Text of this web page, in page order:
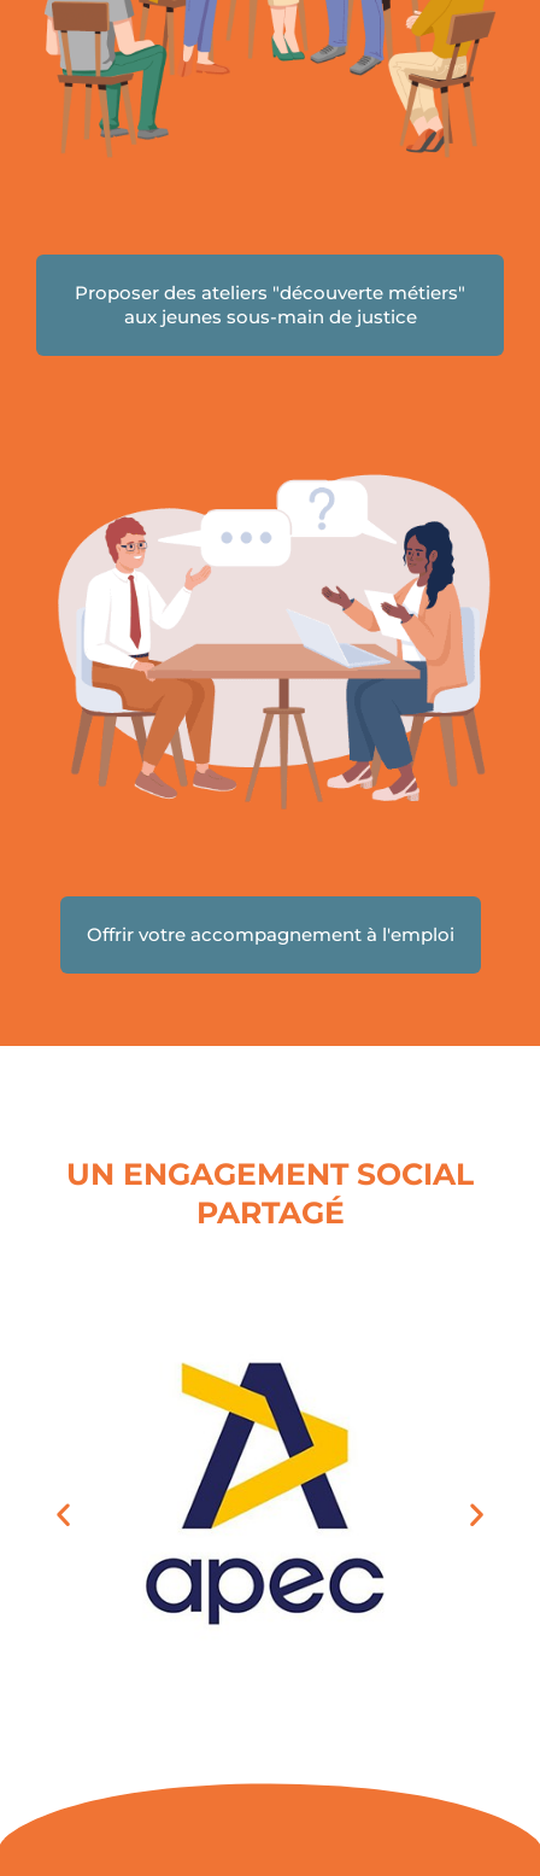
Proposer des ateliers "découverte métiers"
aux jeunes sous-main de justice
Offrir votre accompagnement à l'emploi
UN ENGAGEMENT SOCIAL
PARTAGÉ